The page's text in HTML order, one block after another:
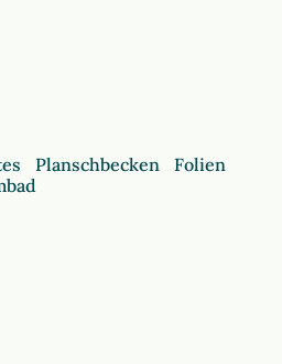
Planschbecken Folien